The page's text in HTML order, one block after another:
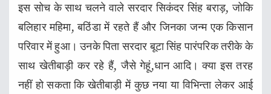
इस सोच के साथ चलने वाले सरदार सिकंदर सिंह बराड़, जोकि
बलिहार महिमा, बठिंडा में रहते हैं और जिनका जन्म एक किसान
परिवार में हुआ। उनके पिता सरदार बूटा सिंह पारंपरिक तरीके के
साथ खेतीबाड़ी कर रहे हैं, जैसे गेहूं,धान आदि। क्या इस तरह
नहीं हो सकता कि खेतीबाड़ी में कुछ नया या विभिन्ता लेकर आई